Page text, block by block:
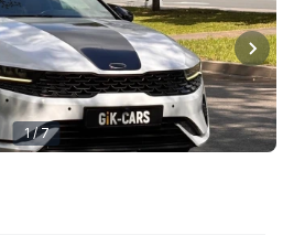
1 / 7